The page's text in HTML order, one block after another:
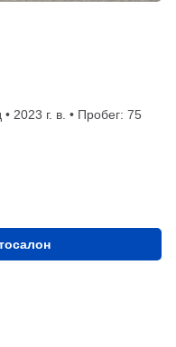
2023 г. в. • Пробег: 75